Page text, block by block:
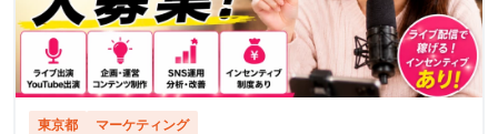
東京都 マーケティング